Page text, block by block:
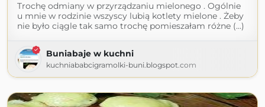
Trochę odmiany w przyrządzaniu mielonego . Ogólnie
u mnie w rodzinie wszyscy lubią kotlety mielone . Żeby
nie było ciągle tak samo trochę pomieszałam różne (...)
Buniabaje w kuchni
kuchniababcigramolki-buni.blogspot.com